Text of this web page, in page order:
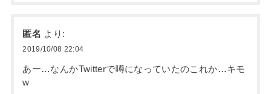
匿名 より:
2019/10/08 22:04
あー…なんかTwitterで噂になっていたのこれか…キモ
w